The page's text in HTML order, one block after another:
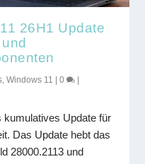
26H1 Update
,Windows 11 |0
kumulatives Update für
Das Update hebt das
28000.2113 und